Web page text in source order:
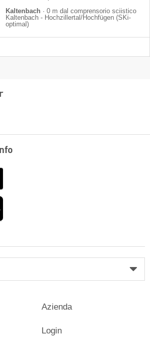
Kaltenbach · 0 m dal comprensorio sciistico
Kaltenbach - Hochzillertal/​Hochfügen (SKi-
optimal)
Google
Azienda
Login